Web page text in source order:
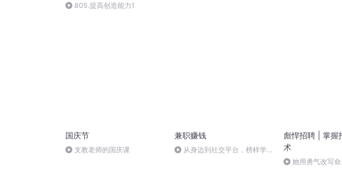
805.提高创造能力1
国庆节
支教老师的国庆课
兼职赚钱
从身边到社交平台，榜样学习
彪悍招聘 | 掌握
术
她用勇气改写